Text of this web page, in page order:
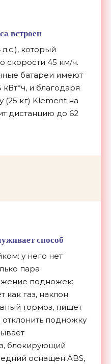
встроен
который
скорости 45 км/ч.
батареи имеют
и благодаря
(25 кг) Klement на
дистанцию до 62
способ
у него нет
пара
подножек:
как газ, наклон
тормоз, пишет
подножку
блокирующий
оснащен ABS,